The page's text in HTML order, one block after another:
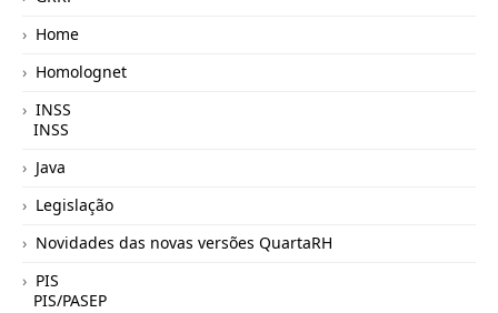
Home
Homolognet
INSS
INSS
Java
Legislação
Novidades das novas versões QuartaRH
PIS
PIS/PASEP